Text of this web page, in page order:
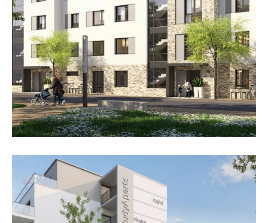
Bundeswettbewerb „serielles und
modulares Bauen“